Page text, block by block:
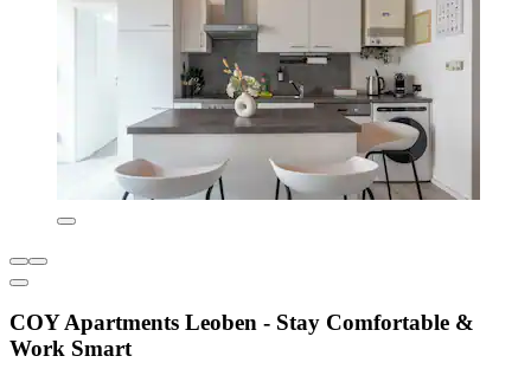
COY Apartments Leoben - Stay Comfortable &
Work Smart